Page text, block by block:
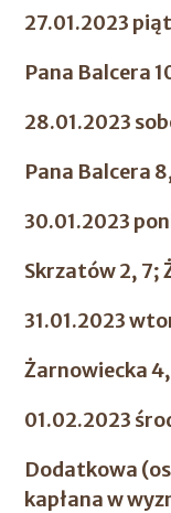
27.01.2023
Pana Balcera
28.01.2023
Pana Balcera 8,
30.01.2023
Skrzatów 2, 7;
31.01.2023
Żarnowiecka
01.02.2023
Dodatkowa
kapłana w